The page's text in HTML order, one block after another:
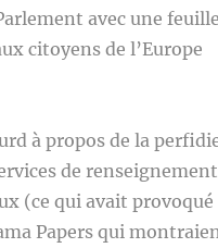
avec une
citoyens de l’Europe
à propos de la
de renseignement
(ce qui avait provoqué
Papers qui